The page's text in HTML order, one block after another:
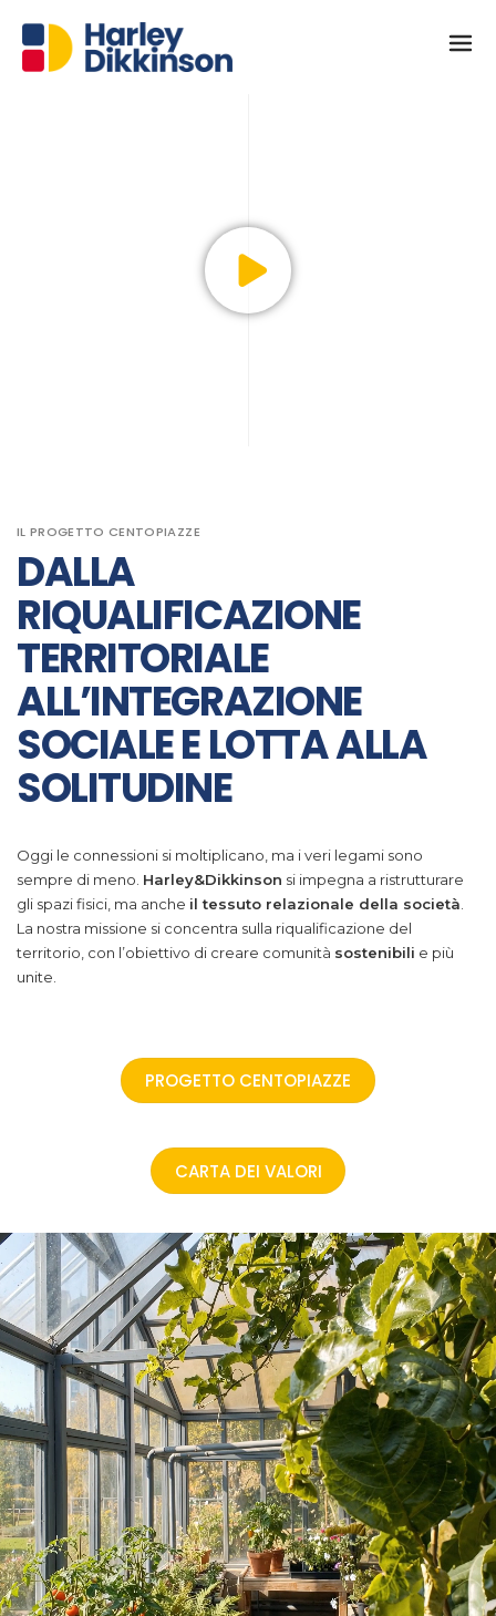
DALLA
RIQUALIFICAZIONE
TERRITORIALE
ALL’INTEGRAZIONE
SOCIALE E LOTTA ALLA
SOLITUDINE
sempre di meno.Harley&Dikkinson si impegna a ristrutturare
gli spazi fisici, ma ancheil tessuto relazionale della società.
La nostra missione si concentra sulla riqualificazione del
territorio, con l’obiettivo di creare comunitàsostenibili
unite.
PROGETTO CENTOPIAZZE
CARTA DEI VALORI